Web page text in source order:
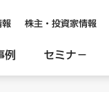
報 株主・投資家情報
例 セミナ−